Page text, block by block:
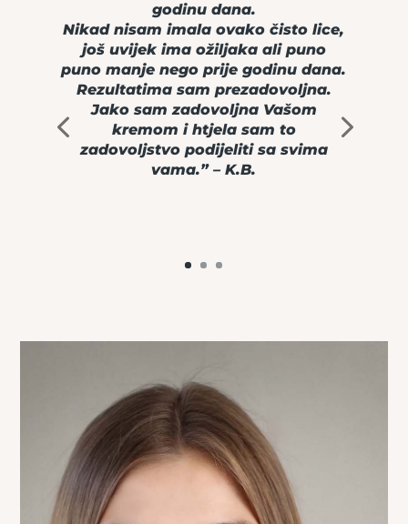
godinu dana.
Nikad nisam imala ovako čisto lice,
još uvijek ima ožiljaka ali puno
puno manje nego prije godinu dana.
Rezultatima sam prezadovoljna.
Jako sam zadovoljna Vašom
kremom i htjela sam to
zadovoljstvo podijeliti sa svima
vama.” – K.B.